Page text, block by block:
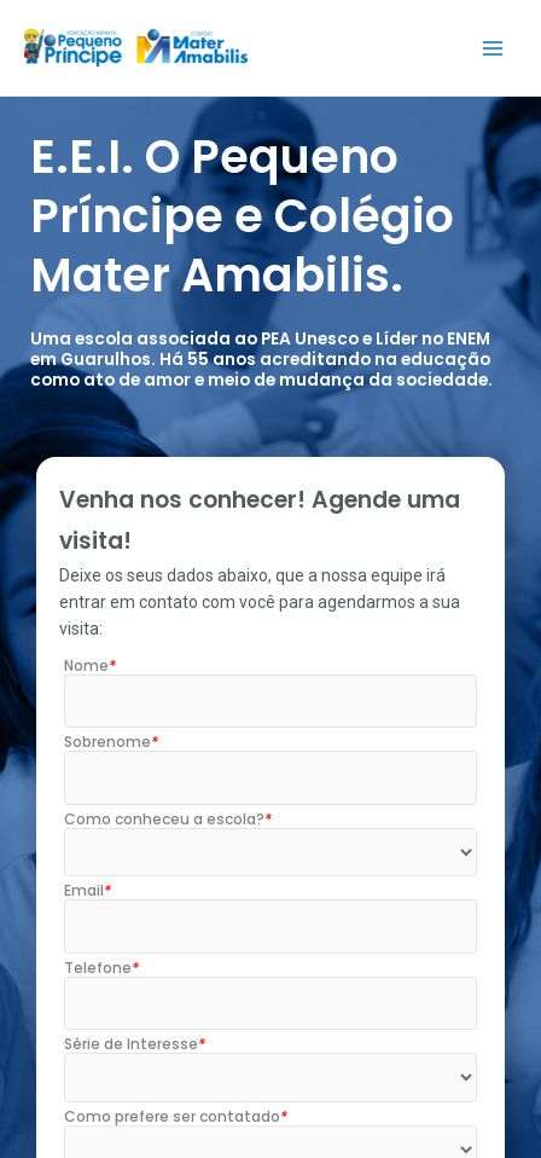
para
conteúdo
E.E.I. O Pequeno
Príncipe e Colégio
Mater Amabilis.
Uma escola associada ao PEA Unesco e Líder no ENEM
em Guarulhos. Há 55 anos acreditando na educação
como ato de amor e meio de mudança da sociedade.
Venha nos conhecer! Agende uma
visita!
Deixe os seus dados abaixo, que a nossa equipe irá
entrar em contato com você para agendarmos a sua
visita:
Nome*
Sobrenome*
Como conheceu a escola?*
Email*
Telefone*
Série de Interesse*
Como prefere ser contatado*